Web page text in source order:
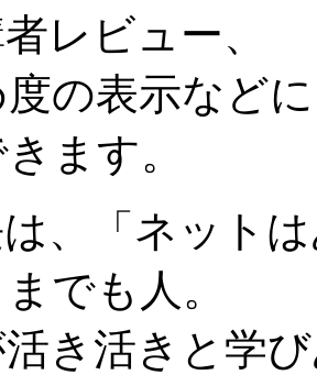
レビュー、
の表示など
ます。
、「ネット
でも人。
活き活きと学